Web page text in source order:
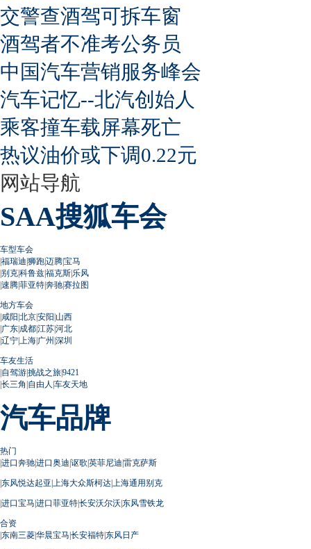
交警查酒驾可拆车窗
酒驾者不准考公务员
中国汽车营销服务峰会
汽车记忆--北汽创始人
乘客撞车载屏幕死亡
热议油价或下调0.22元
网站导航
SAA搜狐车会
车型车会
|福瑞迪|狮跑|迈腾|宝马
|别克|科鲁兹|福克斯|乐风
|速腾|菲亚特|奔驰|赛拉图
地方车会
|咸阳|北京|安阳|山西
|广东|成都|江苏|河北
|辽宁| 上海|广州 |深圳
车友生活
|自驾游|挑战之旅|9421
|长三角 |自由人 |车友天地
汽车品牌
热门
|进口奔驰|进口奥迪|讴歌|英菲尼迪|雷克萨斯
|东风悦达起亚| 上海大众斯柯达| 上海通用别克
|进口宝马|进口菲亚特|长安沃尔沃|东风雪铁龙
合资
|东南三菱|华晨宝马|长安福特|东风日产